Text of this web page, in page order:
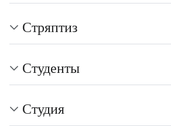
Стряптиз
Студенты
Студия